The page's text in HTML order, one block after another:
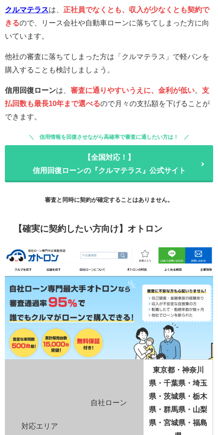
クルマテラスは、 正社員でなくとも、収入が少なくとも契約で
きるので、リース会社や自動車ローンに落ちてしまった方に向
いています。
他社の審査に落ちてしまった方は「クルマテラス」で軽バンを
購入することも検討しましょう。
信用回復ローンは、 審査に通りやすいうえに、金利が低い。 支
払回数も最長10年まで選べるので月々の支払額を下げることが
できます。
信用情報を回復させながら高確率で審査に通したい方は！
【全国対応！】
信用回復ローンの『クルマテラス』公式サイト
審査と同時に契約が確定することはありません。
【確実に契約したい方向け】オトロン
対応エリア
自社ローン
東京都・神奈川
県・千葉県・埼玉
県・茨城県・栃木
県・群馬県・山梨
県・宮城県・福島